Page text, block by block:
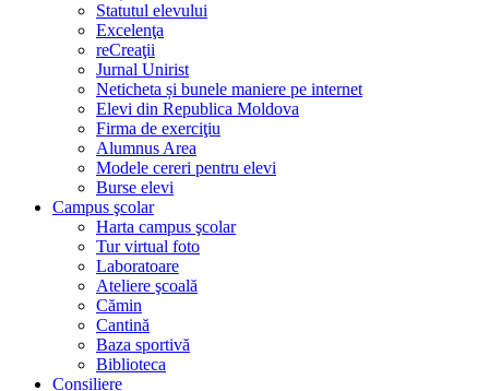
Statutul elevului
Excelenţa
reCreaţii
Jurnal Unirist
Neticheta și bunele maniere pe internet
Elevi din Republica Moldova
Firma de exerciţiu
Alumnus Area
Modele cereri pentru elevi
Burse elevi
Campus şcolar
Harta campus şcolar
Tur virtual foto
Laboratoare
Ateliere şcoală
Cămin
Cantină
Baza sportivă
Biblioteca
Consiliere